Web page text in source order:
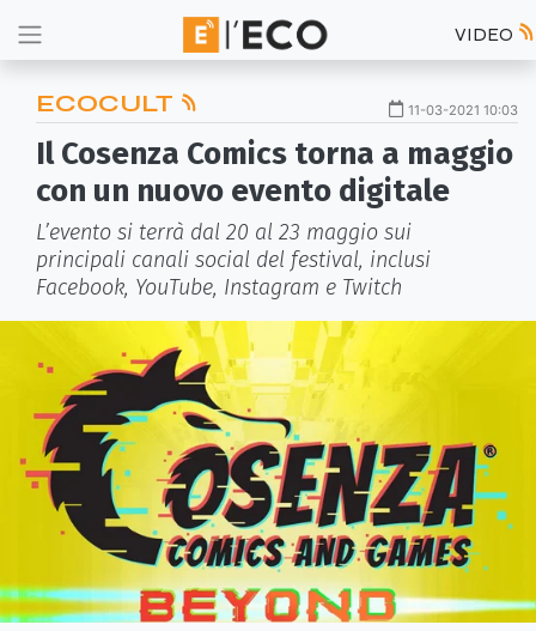
VIDEO
ECOCULT 11-03-2021 10:03
Il Cosenza Comics torna a maggio
con un nuovo evento digitale
L’evento si terrà dal 20 al 23 maggio sui
principali canali social del festival, inclusi
Facebook, YouTube, Instagram e Twitch